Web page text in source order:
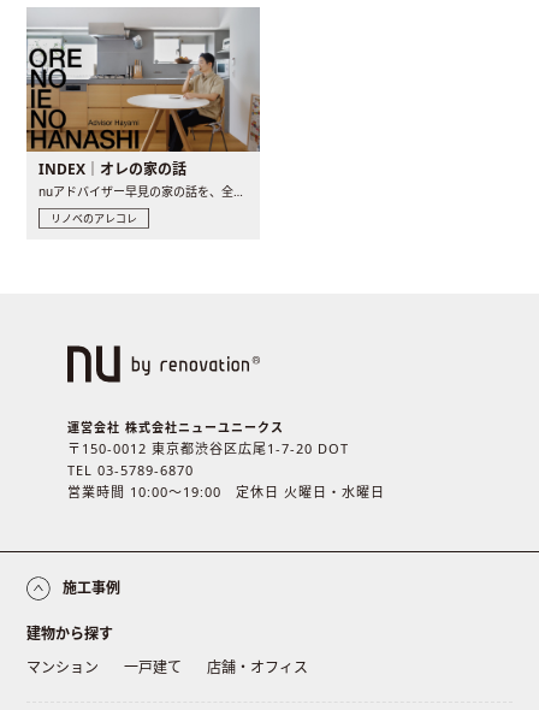
INDEX｜オレの家の話
リノベのアレコレ
運営会社 株式会社ニューユニークス
〒150-0012 東京都渋谷区広尾1-7-20 DOT
TEL 03-5789-6870
営業時間 10:00〜19:00 定休日 火曜日・水曜日
施工事例
建物から探す
マンション
一戸建て 店舗・オフィス